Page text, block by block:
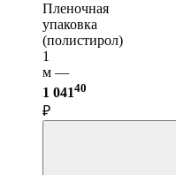
Пленочная
упаковка
(полистирол)
1
м —
1 04140
₽